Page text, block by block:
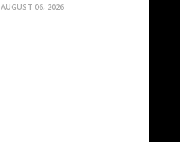
AUGUST 06, 2026